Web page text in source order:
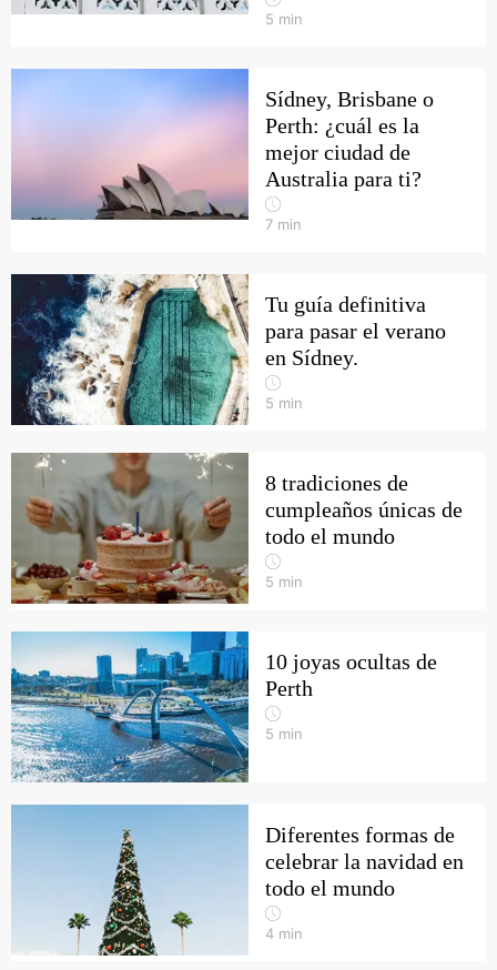
5 min
Sídney, Brisbane o
Perth: ¿cuál es la
mejor ciudad de
Australia para ti?
7 min
Tu guía definitiva
para pasar el verano
en Sídney.
5 min
8 tradiciones de
cumpleaños únicas de
todo el mundo
5 min
10 joyas ocultas de
Perth
5 min
Diferentes formas de
celebrar la navidad en
todo el mundo
4 min